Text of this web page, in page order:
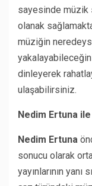
sayesinde müzik
olanak
müziğin
dinleyerek
ulaşabilirsiniz.
Nedim Ertuna
Nedim Ertuna
sonucu olarak
yayınlarının yanı